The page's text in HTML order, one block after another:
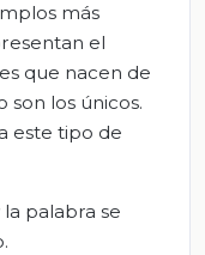
más
el
que nacen de
son los únicos.
este tipo de
palabra se